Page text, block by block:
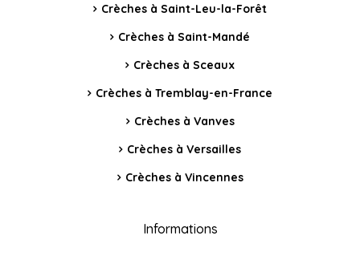
Crèches à Saint-Leu-la-Forêt
Crèches à Saint-Mandé
Crèches à Sceaux
Crèches à Tremblay-en-France
Crèches à Vanves
Crèches à Versailles
Crèches à Vincennes
Informations